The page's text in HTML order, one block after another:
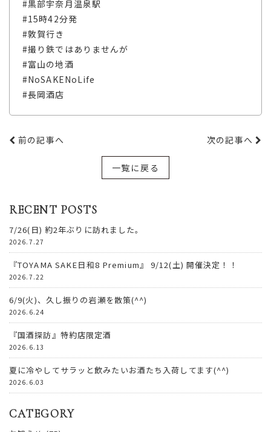
RECENT POSTS
7/26(日) 約2年ぶりに訪れました。
2026.7.27
『TOYAMA SAKE日和8 Premium』 9/12(土) 開催決定！！
2026.7.22
6/9(火)、久し振りの岩瀬を散策(^^)
2026.6.24
『国酒探訪』特約店限定酒
2026.6.13
夏に冷やしてサラッと飲みたいお酒たち入荷してます(^^)
2026.6.03
CATEGORY
#黒部宇奈月温泉駅
#15時42分発
#敦賀行き
#撮り鉄ではありませんが
#富山の地酒
#NoSAKENoLife
#長岡酒店
前の記事へ 次の記事へ
一覧に戻る